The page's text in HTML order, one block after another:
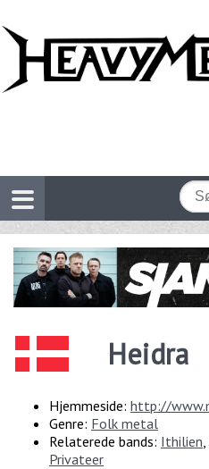
Heidra
Hjemmeside: http://
Genre: Folk metal
Relaterede bands: Ithilien
Privateer